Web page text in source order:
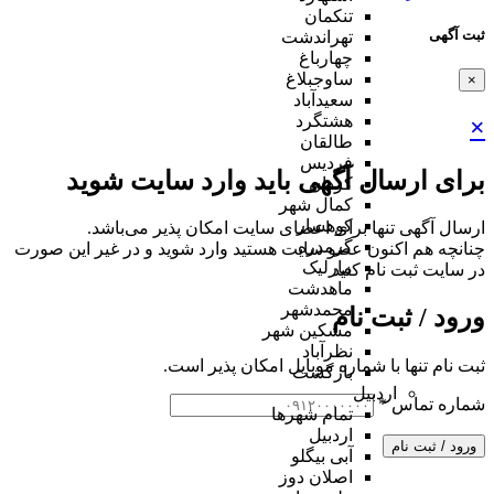
ثبت آگهی
×
×
برای ارسال آگهی باید وارد سایت شوید
ارسال آگهی تنها برای اعضای سایت امکان پذیر می‌باشد.
چنانچه هم‌ اکنون عضو سایت هستید وارد شوید و در غیر این صورت
در سایت ثبت نام کنید
ورود / ثبت نام
ثبت نام تنها با شماره موبایل امکان پذیر است.
شماره تماس*
ورود / ثبت نام
تنکمان
تهراندشت
چهارباغ
ساوجبلاغ
سعیدآباد
هشتگرد
طالقان
فردیس
کردان
کمال شهر
کوهسار
گرمدره
مارلیک
ماهدشت
محمدشهر
مشکین شهر
نظرآباد
بازگشت
اردبیل
تمام شهر‌ها
اردبیل
آبی بیگلو
اصلان دوز